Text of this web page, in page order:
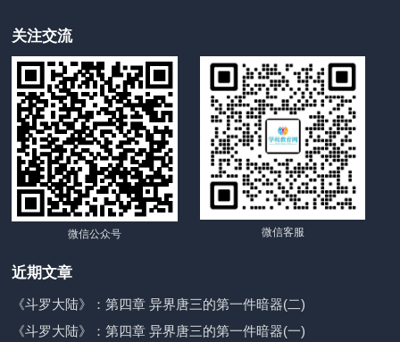
关注交流
微信公众号 微信客服
近期文章
《斗罗大陆》：第四章 异界唐三的第一件暗器(二)
《斗罗大陆》：第四章 异界唐三的第一件暗器(一)